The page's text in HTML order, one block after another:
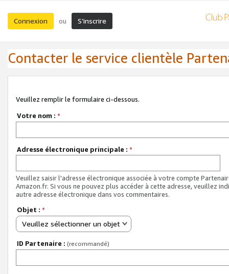
Connexion ou S’inscrire
Contacter le service clientèle
Veuillez remplir le formulaire ci-dessous.
Votre nom : *
Adresse électronique principale : *
Veuillez saisir l'adresse électronique associée à votre compte
Amazon.fr. Si vous ne pouvez plus accéder à cette adresse, veuillez
autre adresse électronique dans vos commentaires.
Objet : *
Veuillez sélectionner un objet
ID Partenaire : (recommandé)